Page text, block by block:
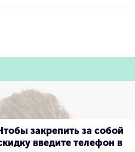
закрепить за собой
введите телефон в